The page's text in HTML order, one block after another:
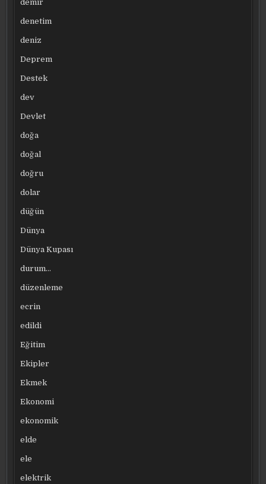
demir
denetim
deniz
Deprem
Destek
dev
Devlet
doğa
doğal
doğru
dolar
düğün
Dünya
Dünya Kupası
durum…
düzenleme
ecrin
edildi
Eğitim
Ekipler
Ekmek
Ekonomi
ekonomik
elde
ele
elektrik